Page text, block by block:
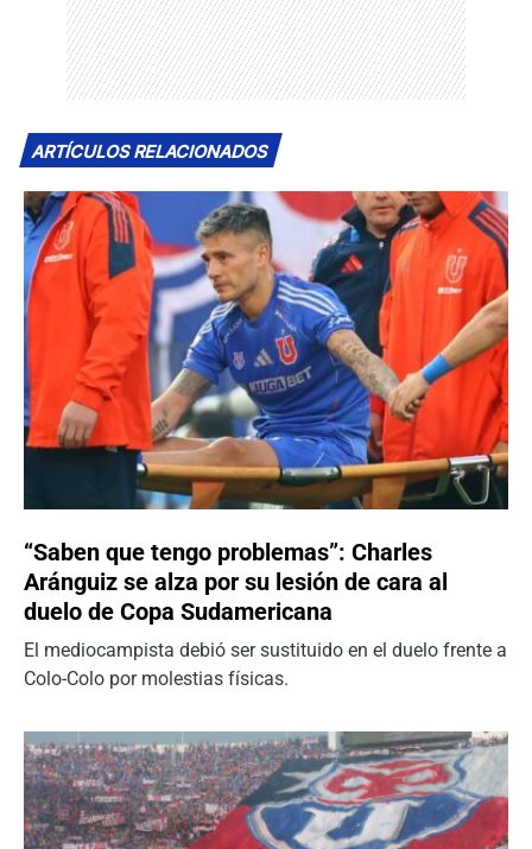
ARTÍCULOS RELACIONADOS
“Saben que tengo problemas”: Charles
Aránguiz se alza por su lesión de cara al
duelo de Copa Sudamericana
El mediocampista debió ser sustituido en el duelo frente a
Colo-Colo por molestias físicas.